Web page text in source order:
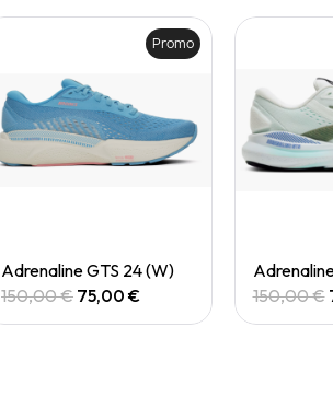
Quick View
Promo
Adrenaline GTS 24 (W)
150,00 € 75,00 €
150,00 €